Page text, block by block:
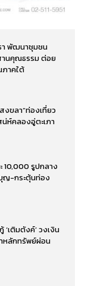
า พัฒนาชุมชน
นคุณธรรม ต่อย
าคใต้
ขลา”ท่องเที่ยว
ห์คลองอู่ตะเภา
10,000 รูปกลาง
ญ-กระตุ้นท่อง
‘เติมตังค์’ วงเงิน
หลักทรัพย์ผ่อน